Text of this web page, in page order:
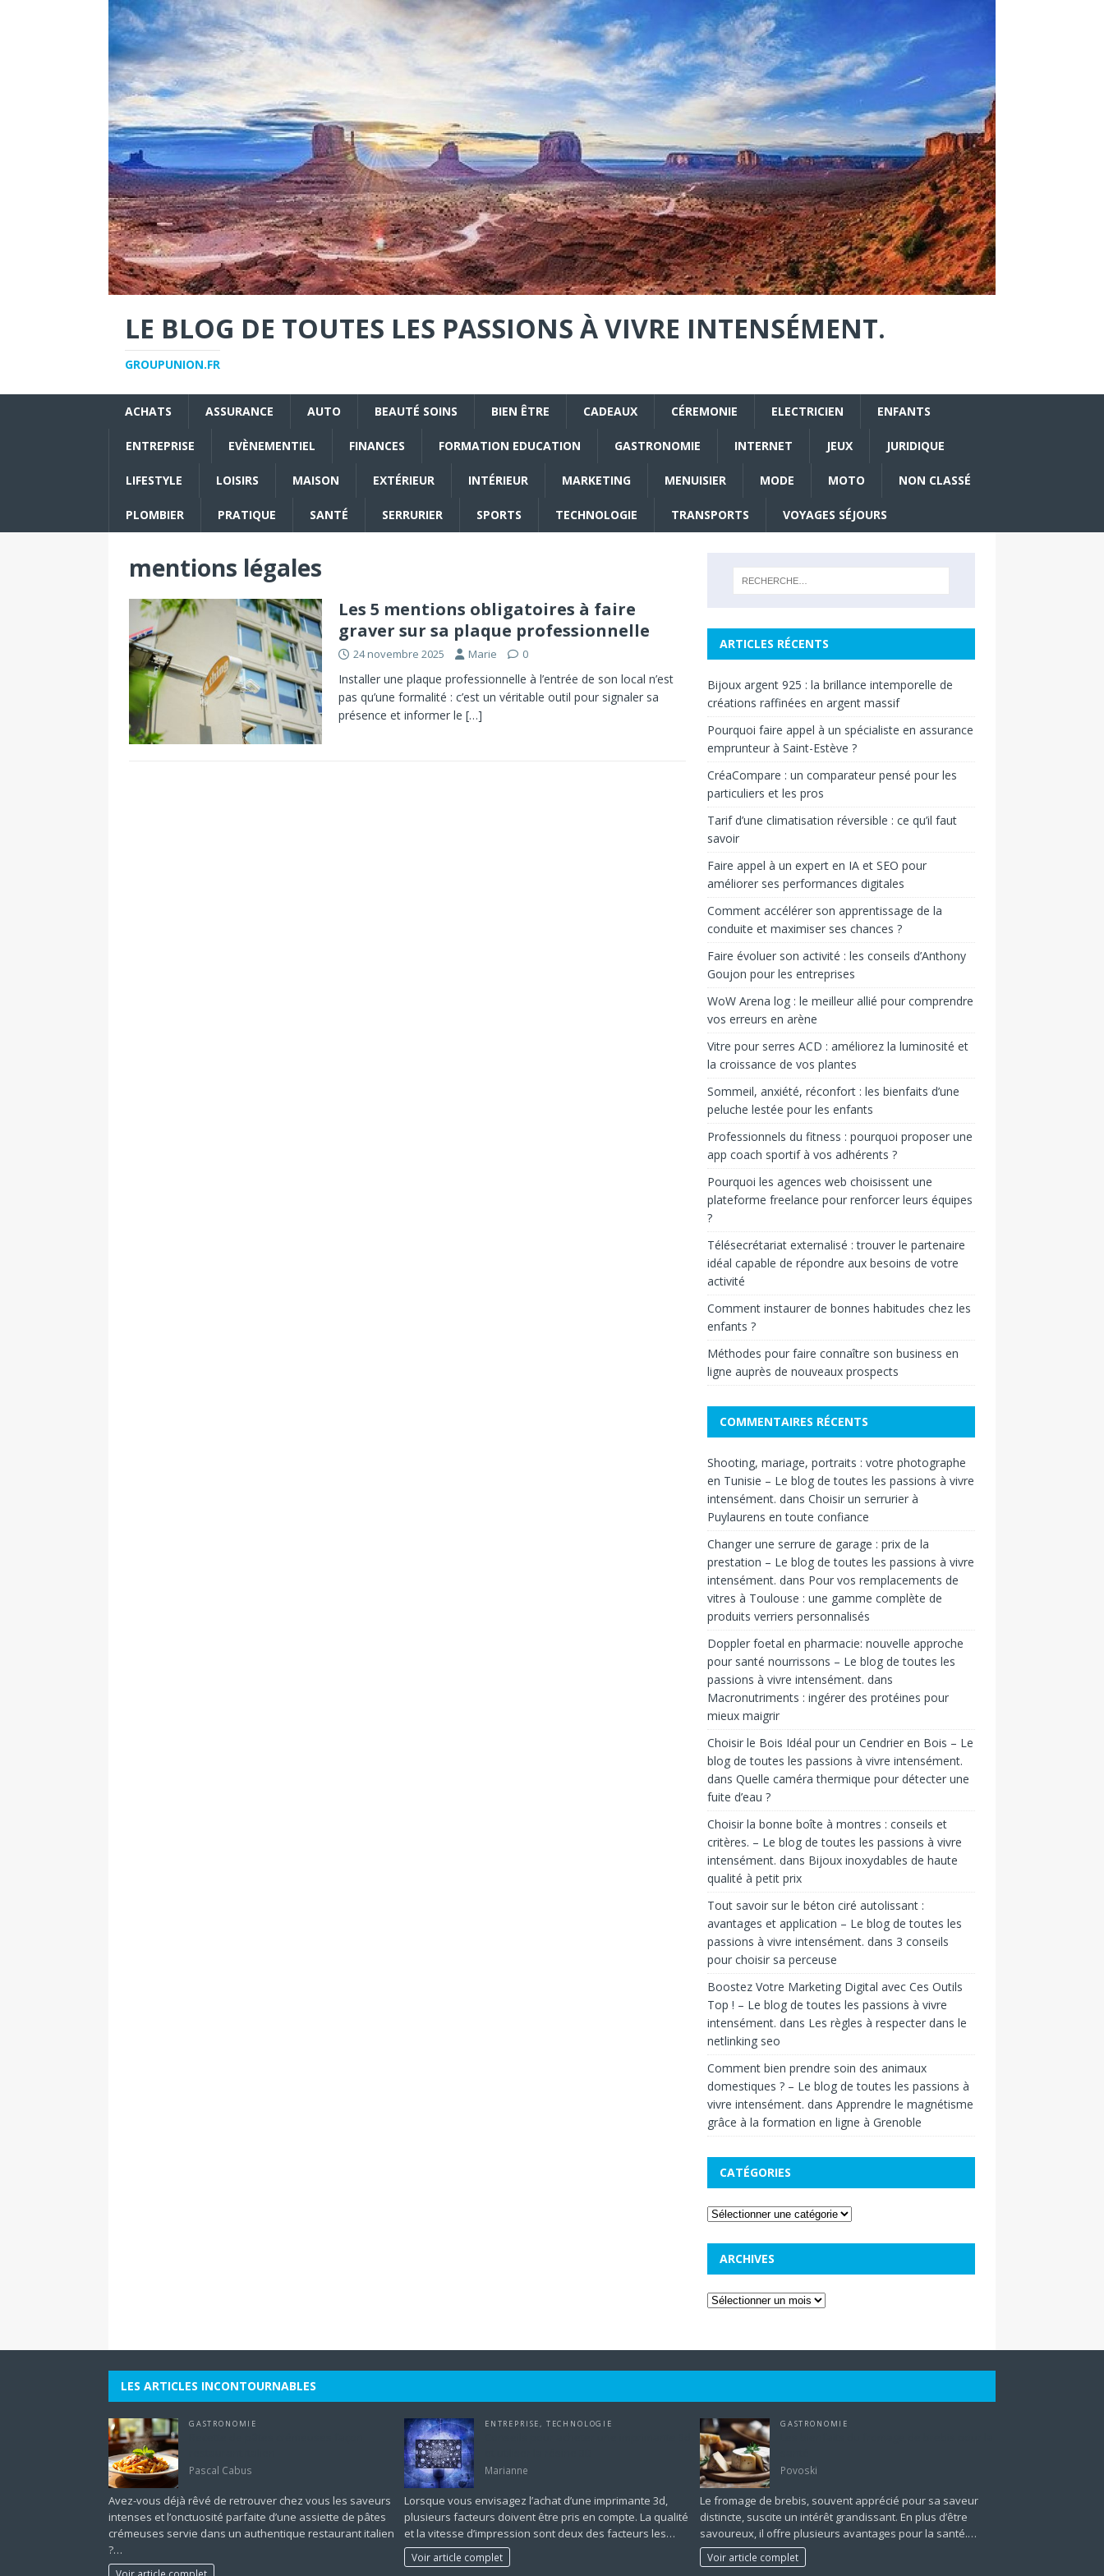
LE BLOG DE TOUTES LES PASSIONS À VIVRE INTENSÉMENT.
GROUPUNION.FR
ACHATS ASSURANCE AUTO BEAUTÉ SOINS BIEN ÊTRE CADEAUX CÉREMONIE ELECTRICIEN ENFANTS
ENTREPRISE EVÈNEMENTIEL FINANCES FORMATION EDUCATION GASTRONOMIE INTERNET JEUX JURIDIQUE
LIFESTYLE LOISIRS MAISON EXTÉRIEUR INTÉRIEUR MARKETING MENUISIER MODE MOTO NON CLASSÉ
PLOMBIER PRATIQUE SANTÉ SERRURIER SPORTS TECHNOLOGIE TRANSPORTS VOYAGES SÉJOURS
mentions légales
Les 5 mentions obligatoires à faire
graver sur sa plaque professionnelle
24 novembre 2025 Marie 0
Installer une plaque professionnelle à l’entrée de son local n’est
pas qu’une formalité : c’est un véritable outil pour signaler sa
présence et informer le […]
ARTICLES RÉCENTS
Bijoux argent 925 : la brillance intemporelle de
créations raffinées en argent massif
Pourquoi faire appel à un spécialiste en assurance
emprunteur à Saint-Estève ?
CréaCompare : un comparateur pensé pour les
particuliers et les pros
Tarif d’une climatisation réversible : ce qu’il faut
savoir
Faire appel à un expert en IA et SEO pour
améliorer ses performances digitales
Comment accélérer son apprentissage de la
conduite et maximiser ses chances ?
Faire évoluer son activité : les conseils d’Anthony
Goujon pour les entreprises
WoW Arena log : le meilleur allié pour comprendre
vos erreurs en arène
Vitre pour serres ACD : améliorez la luminosité et
la croissance de vos plantes
Sommeil, anxiété, réconfort : les bienfaits d’une
peluche lestée pour les enfants
Professionnels du fitness : pourquoi proposer une
app coach sportif à vos adhérents ?
Pourquoi les agences web choisissent une
plateforme freelance pour renforcer leurs équipes
?
Télésecrétariat externalisé : trouver le partenaire
idéal capable de répondre aux besoins de votre
activité
Comment instaurer de bonnes habitudes chez les
enfants ?
Méthodes pour faire connaître son business en
ligne auprès de nouveaux prospects
COMMENTAIRES RÉCENTS
Shooting, mariage, portraits : votre photographe
en Tunisie – Le blog de toutes les passions à vivre
intensément. dans Choisir un serrurier à
Puylaurens en toute confiance
Changer une serrure de garage : prix de la
prestation – Le blog de toutes les passions à vivre
intensément. dans Pour vos remplacements de
vitres à Toulouse : une gamme complète de
produits verriers personnalisés
Doppler foetal en pharmacie: nouvelle approche
pour santé nourrissons – Le blog de toutes les
passions à vivre intensément. dans
Macronutriments : ingérer des protéines pour
mieux maigrir
Choisir le Bois Idéal pour un Cendrier en Bois – Le
blog de toutes les passions à vivre intensément.
dans Quelle caméra thermique pour détecter une
fuite d’eau ?
Choisir la bonne boîte à montres : conseils et
critères. – Le blog de toutes les passions à vivre
intensément. dans Bijoux inoxydables de haute
qualité à petit prix
Tout savoir sur le béton ciré autolissant :
avantages et application – Le blog de toutes les
passions à vivre intensément. dans 3 conseils
pour choisir sa perceuse
Boostez Votre Marketing Digital avec Ces Outils
Top ! – Le blog de toutes les passions à vivre
intensément. dans Les règles à respecter dans le
netlinking seo
Comment bien prendre soin des animaux
domestiques ? – Le blog de toutes les passions à
vivre intensément. dans Apprendre le magnétisme
grâce à la formation en ligne à Grenoble
CATÉGORIES
ARCHIVES
LES ARTICLES INCONTOURNABLES
GASTRONOMIE
Pascal Cabus
Avez-vous déjà rêvé de retrouver chez vous les saveurs
intenses et l’onctuosité parfaite d’une assiette de pâtes
crémeuses servie dans un authentique restaurant italien
?…
ENTREPRISE, TECHNOLOGIE
Marianne
Lorsque vous envisagez l’achat d’une imprimante 3d,
plusieurs facteurs doivent être pris en compte. La qualité
et la vitesse d’impression sont deux des facteurs les…
Voir article complet
GASTRONOMIE
Povoski
Le fromage de brebis, souvent apprécié pour sa saveur
distincte, suscite un intérêt grandissant. En plus d’être
savoureux, il offre plusieurs avantages pour la santé.…
Voir article complet